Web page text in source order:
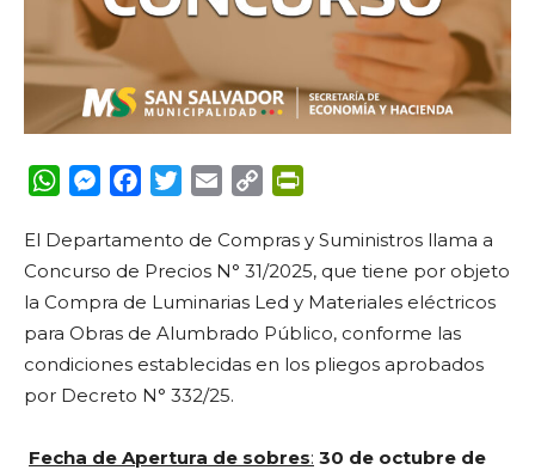
WhatsApp
Messenger
FacebookTwitterEmail Copy
El Departamento de Compras y Suministros llama a
Concurso de Precios N° 31/2025, que tiene por objeto
la Compra de Luminarias Led y Materiales eléctricos
para Obras de Alumbrado Público, conforme las
condiciones establecidas en los pliegos aprobados
por Decreto N° 332/25.
Fecha de Apertura de sobres: 30 de octubre de